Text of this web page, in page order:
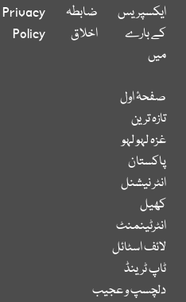
ایکسپریس
کے بارے
میں
ضابطہ
اخلاق
Privacy
Policy
صفحۂ اول
تازہ ترین
غزہ لہو لہو
پاکستان
انٹر نیشنل
کھیل
انٹرٹینمنٹ
لائف اسٹائل
ٹاپ ٹرینڈ
دلچسپ و عجیب